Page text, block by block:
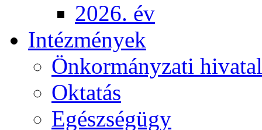
2026. év
Intézmények
Önkormányzati hivatal
Oktatás
Egészségügy